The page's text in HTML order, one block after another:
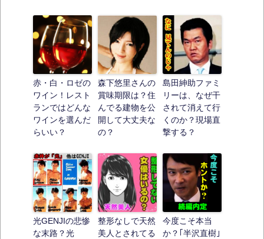
赤・白・ロゼの
ワイン！レスト
ランではどんな
ワインを選んだ
らいい？
森下悠里さんの
賞味期限は？住
んでる建物を公
開して大丈夫な
の？
島田紳助ファミ
リーは、なぜ干
されて消えて行
くのか？現場直
撃する？
光GENJIの悲惨
な末路？光
整形なしで天然
美人とされてる
今度こそ本当
か？｢半沢直樹｣